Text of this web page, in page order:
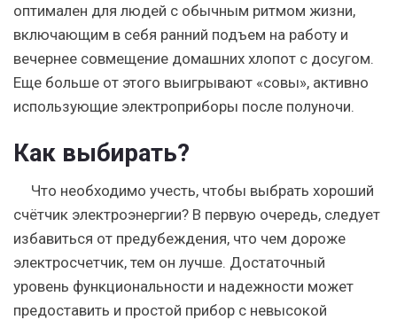
оптимален для людей с обычным ритмом жизни,
включающим в себя ранний подъем на работу и
вечернее совмещение домашних хлопот с досугом.
Еще больше от этого выигрывают «совы», активно
использующие электроприборы после полуночи.
Как выбирать?
Что необходимо учесть, чтобы выбрать хороший
счётчик электроэнергии? В первую очередь, следует
избавиться от предубеждения, что чем дороже
электросчетчик, тем он лучше. Достаточный
уровень функциональности и надежности может
предоставить и простой прибор с невысокой